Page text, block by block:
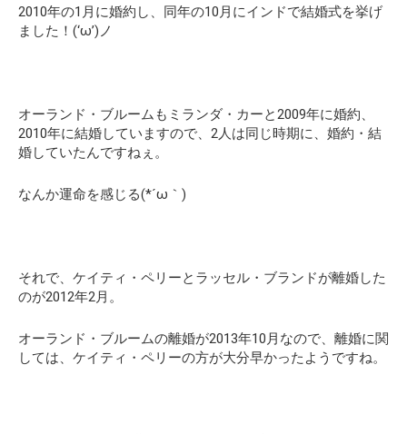
2010年の1月に婚約し、同年の10月にインドで結婚式を挙げ
ました！(‘ω’)ノ
オーランド・ブルームもミランダ・カーと2009年に婚約、
2010年に結婚していますので、2人は同じ時期に、婚約・結
婚していたんですねぇ。
なんか運命を感じる(*´ω｀)
それで、ケイティ・ペリーとラッセル・ブランドが離婚した
のが2012年2月。
オーランド・ブルームの離婚が2013年10月なので、離婚に関
しては、ケイティ・ペリーの方が大分早かったようですね。